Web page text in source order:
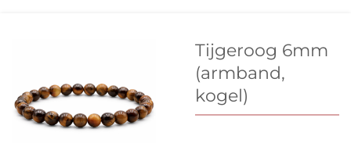
Tijgeroog 6mm
(armband,
kogel)